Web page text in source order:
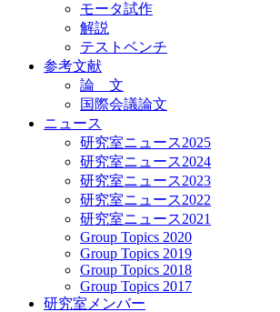
モータ試作
解説
テストベンチ
参考文献
論 文
国際会議論文
ニュース
研究室ニュース2025
研究室ニュース2024
研究室ニュース2023
研究室ニュース2022
研究室ニュース2021
Group Topics 2020
Group Topics 2019
Group Topics 2018
Group Topics 2017
研究室メンバー